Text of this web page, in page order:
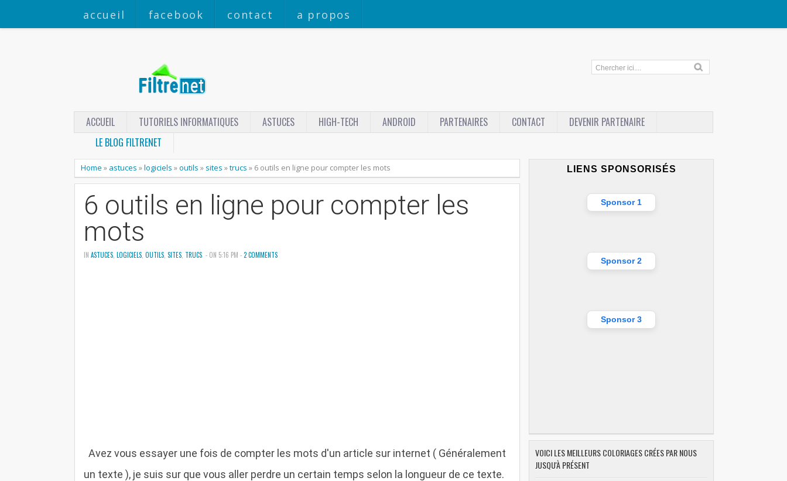
accueil facebook contact a propos
ACCUEIL TUTORIELS INFORMATIQUES ASTUCES HIGH-TECH ANDROID PARTENAIRES CONTACT
DEVENIR PARTENAIRE
LE BLOG FILTRENET
Home » astuces »logiciels »outils » sites »trucs » 6 outils en ligne pour compter les mots
6 outils en ligne pour compter les
mots
IN ASTUCES LOGICIELS OUTILS SITES TRUCS - ON 5:16 PM -2 COMMENTS
Avez vous essayer une fois de compter les mots d'un article sur internet ( Généralement
un texte ), je suis sur que vous aller perdre un certain temps selon la longueur de ce texte.
LIENS SPONSORISÉS
Sponsor 1
Sponsor 2
Sponsor 3
VOICI LES MEILLEURS COLORIAGES CRÉES PAR NOUS
JUSQU'À PRÉSENT